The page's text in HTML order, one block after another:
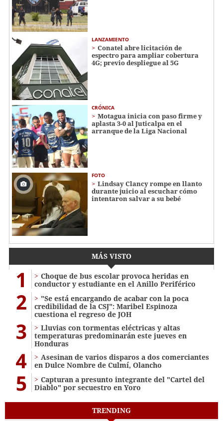
LANZAMIENTO
Conatel abre licitación de
espectro para ampliar cobertura
4G; previo despliegue al 5G
CRÓNICA
Motagua inicia con paso firme y
aplasta 3-0 al Juticalpa en el
arranque de la Liga Nacional
FOTO
Lindsay Clancy rompe en llanto
durante juicio al escuchar cómo
intentaron salvar a su bebé
MÁS VISTO
1
Choque de bus escolar provoca heridas en
conductor y estudiante en el Anillo Periférico
2
"Se está encargando de acabar con la poca
credibilidad de la CSJ": Maribel Espinoza
cuestiona el regreso de JOH
3
Lluvias con tormentas eléctricas y altas
temperaturas predominarán este jueves en
Honduras
4
Asesinan de varios disparos a dos comerciantes
en Dulce Nombre de Culmí, Olancho
5
Capturan a presunto integrante del "Cartel del
Diablo" por secuestro en Yoro
TRENDING